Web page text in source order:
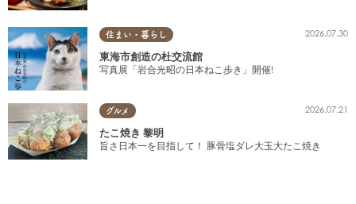
住まい・暮らし 2026.07.30
東海市創造の杜交流館
写真展「岩合光昭の日本ねこ歩き」開催!
グルメ 2026.07.21
たこ焼き 黎明
旨さ日本一を目指して！ 豚骨塩ダレ大玉大たこ焼き